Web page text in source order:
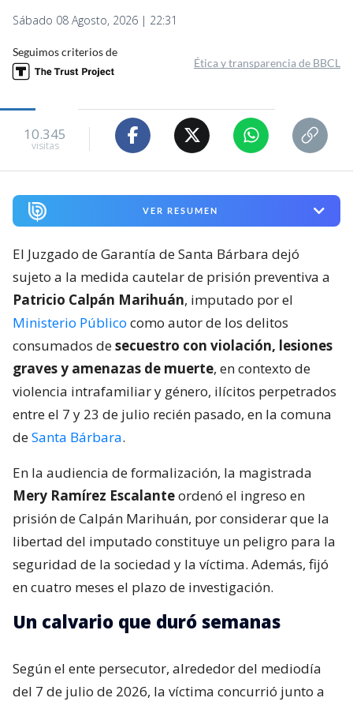
Sábado 08 Agosto, 2026 | 22:31
Seguimos criterios de
Ética y transparencia de BBCL
10.345
visitas
VER RESUMEN
El Juzgado de Garantía de Santa Bárbara dejó
sujeto a la medida cautelar de prisión preventiva a
Patricio Calpán Marihuán, imputado por el
Ministerio Público como autor de los delitos
consumados desecuestro con violación, lesiones
graves y amenazas de muerte, en contexto de
violencia intrafamiliar y género, ilícitos perpetrados
entre el 7 y 23 de julio recién pasado, en la comuna
deSanta Bárbara.
En la audiencia de formalización, la magistrada
Mery Ramírez Escalanteordenó el ingreso en
prisión de Calpán Marihuán, por considerar que la
libertad del imputado constituye un peligro para la
seguridad de la sociedad y la víctima. Además, fijó
en cuatro meses el plazo de investigación.
Un calvario que duró semanas
Según el ente persecutor, alrededor del mediodía
del 7 de julio de 2026, la víctima concurrió junto a